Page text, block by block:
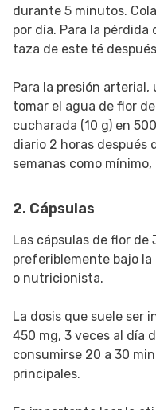
durante 5 minutos.
por día. Para la pérdida
taza de este té
Para la presión
tomar el agua de flor
cucharada (10 g) en
diario 2 horas después
semanas como
2. Cápsulas
Las cápsulas de flor de
preferiblemente bajo
o nutricionista.
La dosis que suele ser
450 mg, 3 veces al día
consumirse 20 a 30
principales.